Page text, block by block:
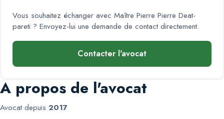
Vous souhaitez échanger avec Maître Pierre Pierre Deat-
pareti ? Envoyez-lui une demande de contact directement.
Contacter l'avocat
A propos de l'avocat
Avocat depuis 2017